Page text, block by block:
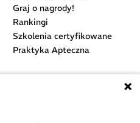
Graj o nagrody!
Rankingi
Szkolenia certyfikowane
Praktyka Apteczna